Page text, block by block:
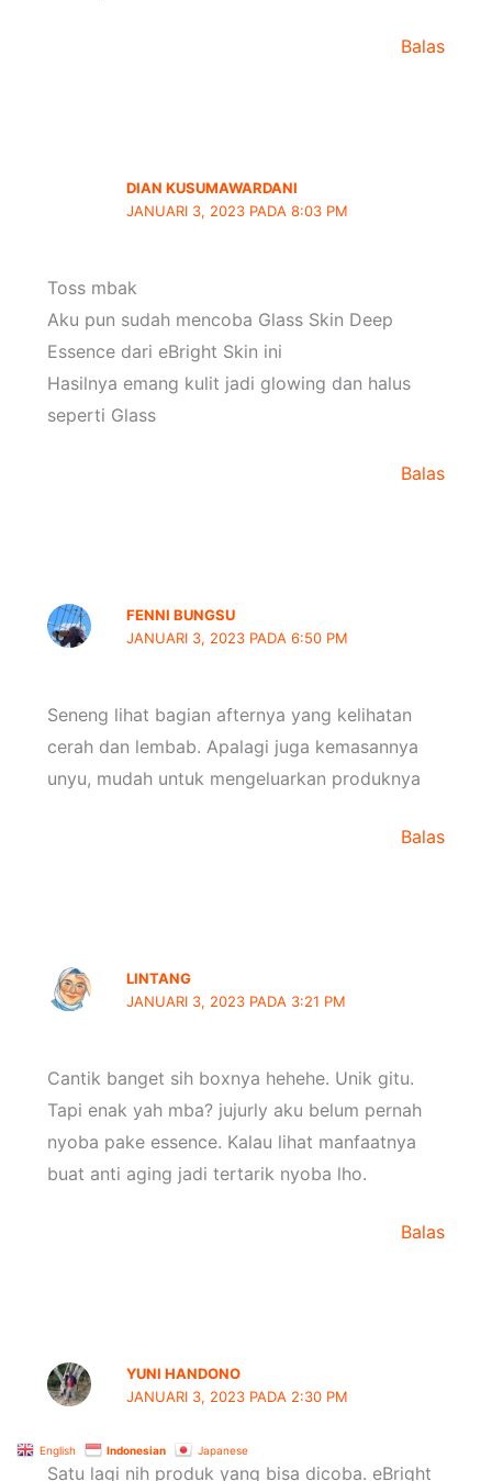
Balas
DIAN KUSUMAWARDANI
JANUARI 3, 2023 PADA 8:03 PM
Toss mbak
Aku pun sudah mencoba Glass Skin Deep
Essence dari eBright Skin ini
Hasilnya emang kulit jadi glowing dan halus
seperti Glass
Balas
FENNI BUNGSU
JANUARI 3, 2023 PADA 6:50 PM
Seneng lihat bagian afternya yang kelihatan
cerah dan lembab. Apalagi juga kemasannya
unyu, mudah untuk mengeluarkan produknya
Balas
LINTANG
JANUARI 3, 2023 PADA 3:21 PM
Cantik banget sih boxnya hehehe. Unik gitu.
Tapi enak yah mba? jujurly aku belum pernah
nyoba pake essence. Kalau lihat manfaatnya
buat anti aging jadi tertarik nyoba lho.
Balas
YUNI HANDONO
JANUARI 3, 2023 PADA 2:30 PM
Satu lagi nih produk yang bisa dicoba. eBright
English Indonesian Japanese